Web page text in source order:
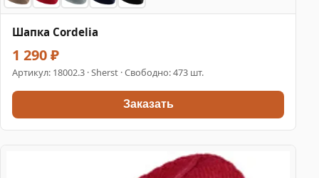
Шапка Cordelia
1 290 ₽
Артикул: 18002.3 · Sherst · Свободно: 473 шт.
Заказать